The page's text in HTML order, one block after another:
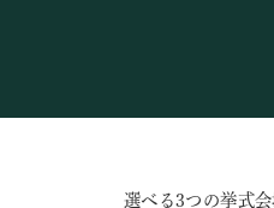
選べる3つの挙式